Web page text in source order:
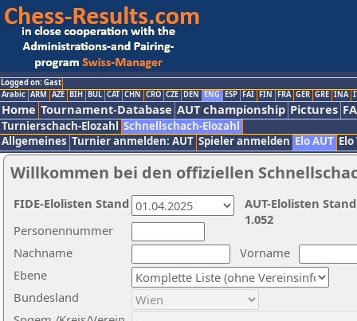
Logged on: Gast
Arabic ARM AZE BIH BUL CAT CHN CRO CZE DEN ENG ESP FAI FIN FRA GER GRE INA
Home Tournament-Database AUT championship Pictures
Turnierschach-Elozahl Schnellschach-Elozahl
Allgemeines Turnier anmelden: AUT Spieler anmelden Elo AUT
Willkommen bei den offiziellen
Nachname
Vorname
Ebene
Personennummer
Bundesland
AUT-Elolisten
1.052
FIDE-Elolisten Stand